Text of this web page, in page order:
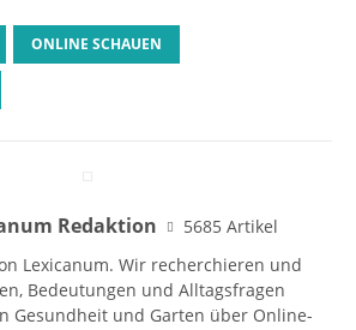
ONLINE SCHAUEN
Redaktion
5685 Artikel
Lexicanum. Wir recherchieren und
Bedeutungen und Alltagsfragen
Gesundheit und Garten über Online-